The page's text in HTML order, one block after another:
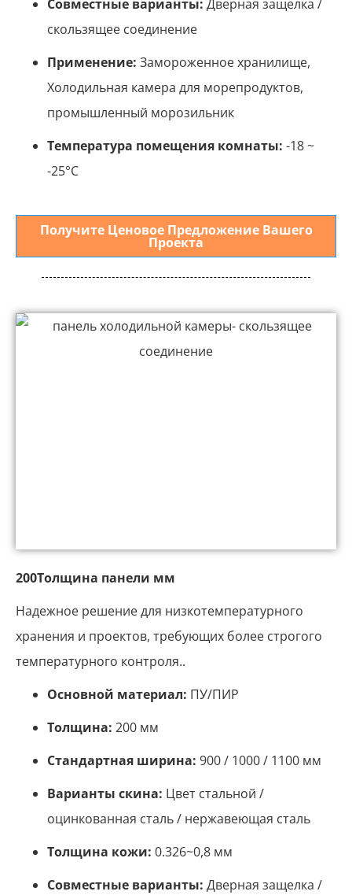
Совместные варианты: Дверная защелка /
скользящее соединение
Применение: Замороженное хранилище,
Холодильная камера для морепродуктов,
промышленный морозильник
Температура помещения комнаты: -18 ~
-25°С
Получите Ценовое Предложение Вашего
Проекта
200Толщина панели мм
Надежное решение для низкотемпературного
хранения и проектов, требующих более строгого
температурного контроля..
Основной материал: ПУ/ПИР
Толщина: 200 мм
Стандартная ширина: 900 / 1000 / 1100 мм
Варианты скина: Цвет стальной /
оцинкованная сталь / нержавеющая сталь
Толщина кожи: 0.326~0,8 мм
Совместные варианты: Дверная защелка /